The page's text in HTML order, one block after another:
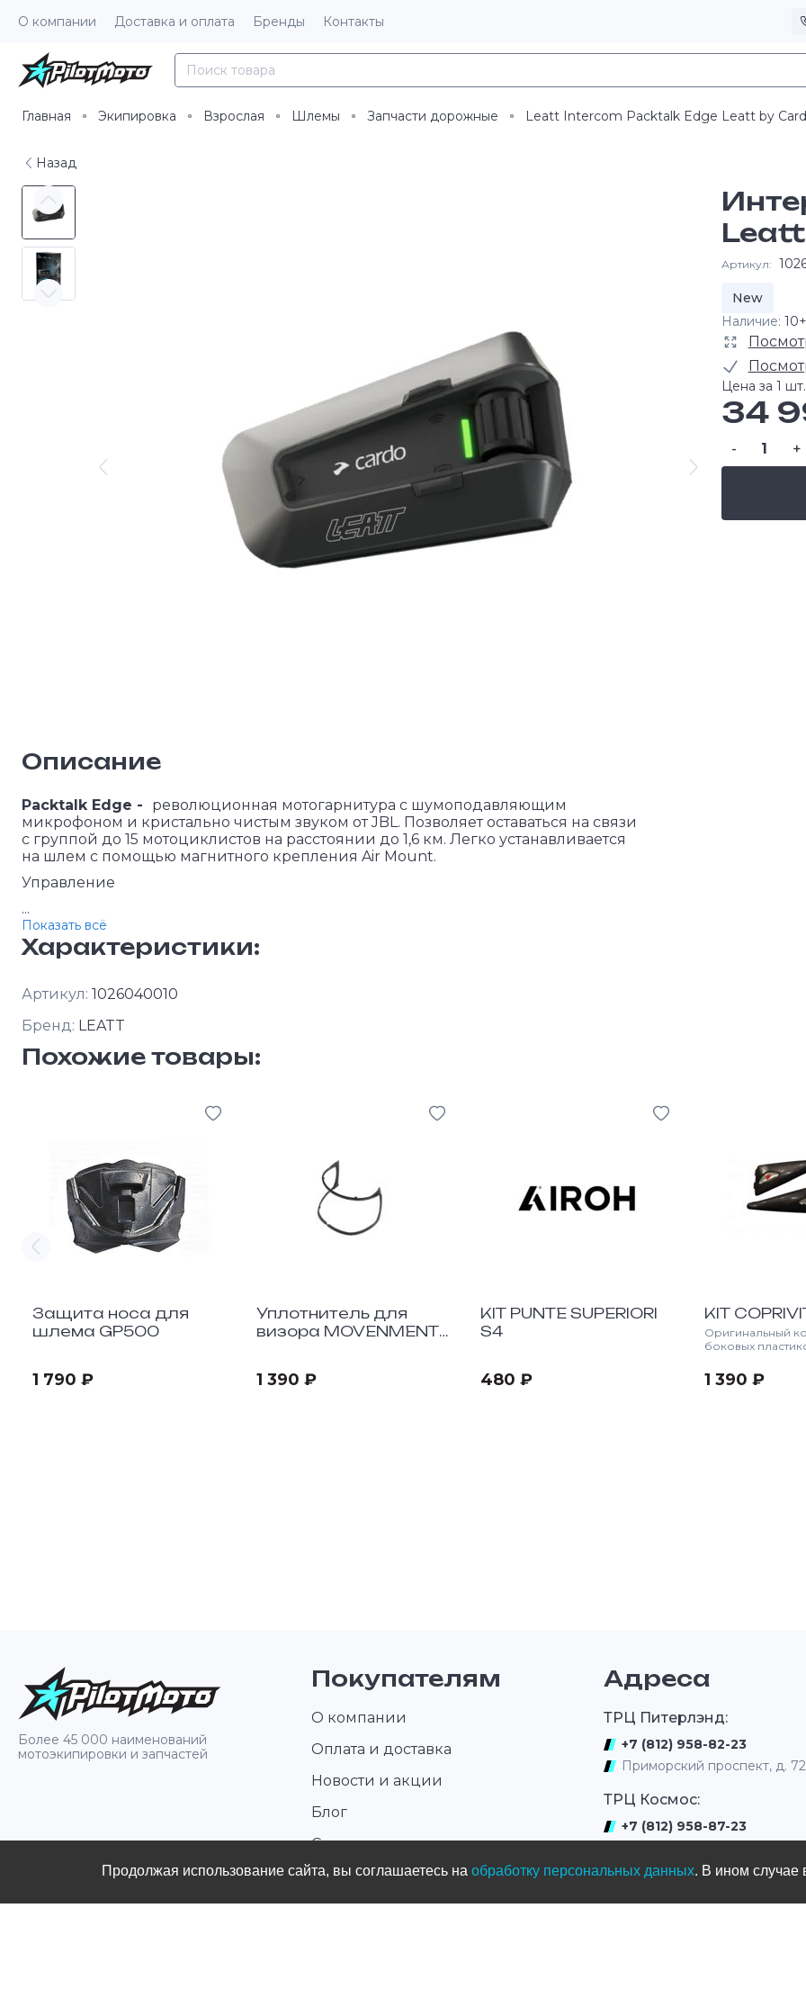
О компании Доставка и оплата Бренды Контакты
Главная Экипировка Взрослая Шлемы Запчасти дорожные Leatt Intercom Packtalk Edge Leatt by
Назад
Описание
Packtalk Edge - революционная мотогарнитура с шумоподавляющим
микрофоном и кристально чистым звуком от JBL. Позволяет оставаться на связи
с группой до 15 мотоциклистов на расстоянии до 1,6 км. Легко устанавливается
на шлем с помощью магнитного крепления Air Mount.
Управление
...
Показать всё
Характеристики:
Артикул: 1026040010
Бренд: LEATT
Артикул:
New
Наличие: 10+
Цена за 1
34
- +
Похожие товары:
Защита носа для
шлема GP500
1 790 ₽
Уплотнитель для
визора MOVENMENT
1 390 ₽
KIT PUNTE SUPERIORI
S4
480 ₽
KIT
Оригинальный
боковых
для мотошлемов
бренда Airoh.
1 390 ₽
Более 45 000 наименований
мотоэкипировки и запчастей
Покупателям
О компании
Оплата и доставка
Новости и акции
Блог
Стать дилером
Контакты
Адреса
ТРЦ Питерлэнд:
+7 (812) 958-82-23
Приморский проспект, д. 72
ТРЦ Космос:
+7 (812) 958-87-23
ул. Нахимова
Продолжая использование сайта, вы соглашаетесь на обработку персональных данных. В ином случае